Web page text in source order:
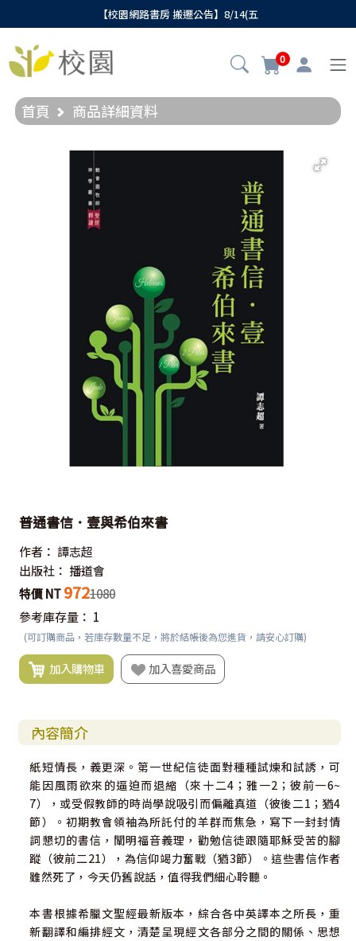
【校園網路書房 搬遷公告】8/14(五
0
首頁 商品詳細資料
普通書信．壹與希伯來書
作者： 譚志超
出版社： 播道會
特價 NT 9721080
參考庫存量： 1
(可訂購商品，若庫存數量不足，將於結帳後為您進貨，請安心訂購)
加入購物車 加入喜愛商品
內容簡介
紙短情長，義更深。第一世紀信徒面對種種試煉和試誘，可
能因風雨欲來的逼迫而退縮（來十二4；雅一2；彼前一6~
7），或受假教師的時尚學說吸引而偏離真道（彼後二1；猶4
節）。初期教會領袖為所託付的羊群而焦急，寫下一封封情
詞懇切的書信，闡明福音義理，勸勉信徒跟隨耶穌受苦的腳
蹤（彼前二21），為信仰竭力奮戰（猶3節）。這些書信作者
雖然死了，今天仍舊說話，值得我們細心聆聽。
本書根據希臘文聖經最新版本，綜合各中英譯本之所長，重
新翻譯和編排經文，清楚呈現經文各部分之間的關係、思想